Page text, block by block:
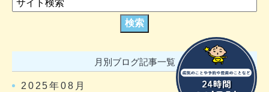
月別ブログ記事一覧
2025年08月